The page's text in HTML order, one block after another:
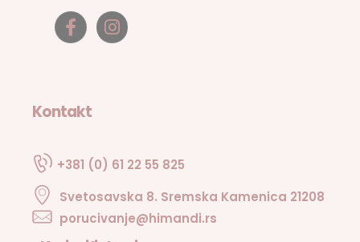
Kontakt
+381 (0) 61 22 55 825
Svetosavska 8. Sremska Kamenica 21208
porucivanje@himandi.rs